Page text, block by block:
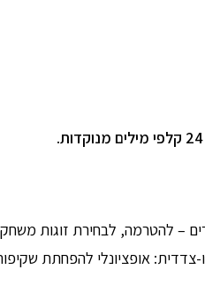
24 קלפי מילים מנוקדות .
– להטרמה, לבחירת זוגות
אופציונלי להפחתת